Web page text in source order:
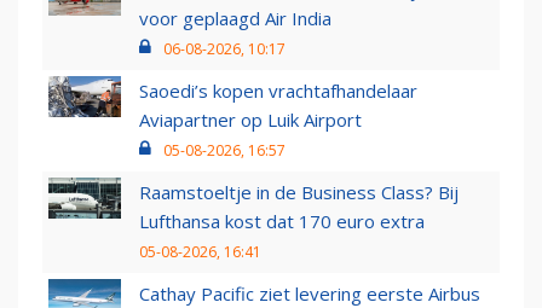
voor geplaagd Air India
06-08-2026, 10:17
Saoedi’s kopen vrachtafhandelaar
Aviapartner op Luik Airport
05-08-2026, 16:57
Raamstoeltje in de Business Class? Bij
Lufthansa kost dat 170 euro extra
05-08-2026, 16:41
Cathay Pacific ziet levering eerste Airbus